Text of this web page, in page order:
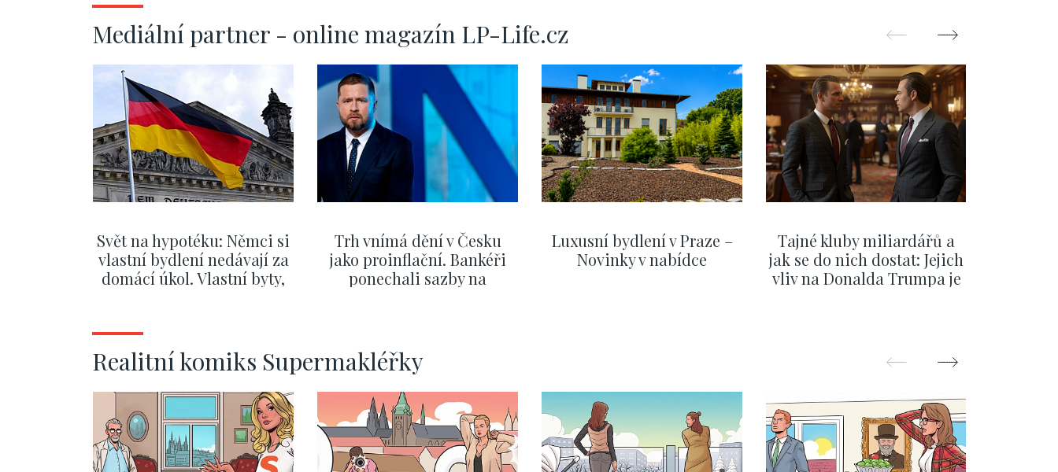
Mediální partner - online magazín LP-Life.cz
Svět na hypotéku: Němci si
vlastní bydlení nedávají za
domácí úkol. Vlastní byty,
Trh vnímá dění v Česku
jako proinflační. Bankéři
ponechali sazby na
Luxusní bydlení v Praze –
Novinky v nabídce
Tajné kluby miliardářů a
jak se do nich dostat: Jejich
vliv na Donalda Trumpa je
Realitní komiks Supermakléřky